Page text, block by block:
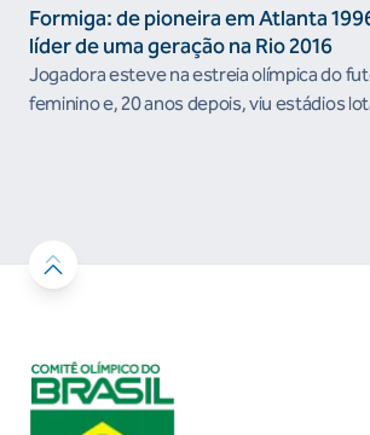
Formiga: de pioneira em Atlanta
líder de uma geração na Rio 2016
Jogadora esteve na estreia olímpica do
feminino e, 20 anos depois, viu estádios